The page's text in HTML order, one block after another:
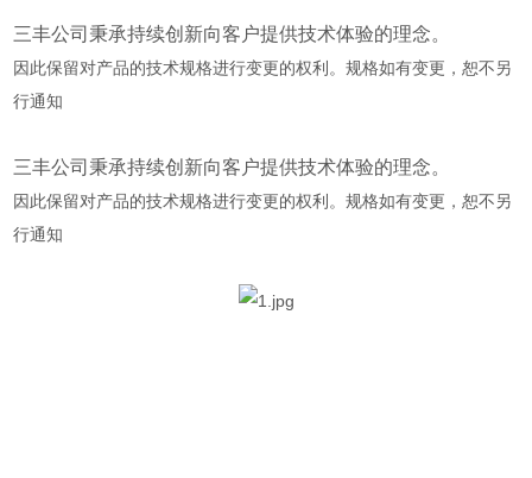
三丰公司秉承持续创新向客户提供技术体验的理念。
因此保留对产品的技术规格进行变更的权利。规格如有变更，恕不另
行通知
三丰公司秉承持续创新向客户提供技术体验的理念。
因此保留对产品的技术规格进行变更的权利。规格如有变更，恕不另
行通知